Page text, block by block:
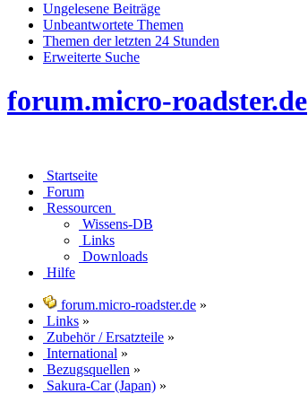
Ungelesene Beiträge
Unbeantwortete Themen
Themen der letzten 24 Stunden
Erweiterte Suche
forum.micro-roadster.de
Startseite
Forum
Ressourcen
Wissens-DB
Links
Downloads
Hilfe
forum.micro-roadster.de »
Links »
Zubehör / Ersatzteile »
International »
Bezugsquellen »
Sakura-Car (Japan) »